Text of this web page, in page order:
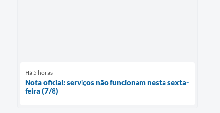
Há 5 horas
Nota oficial: serviços não funcionam nesta sexta-
feira (7/8)